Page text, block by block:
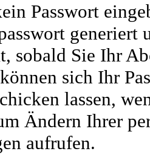
Passwort
generiert
sobald Sie Ihr
sich Ihr
lassen,
Ändern Ihrer
aufrufen.